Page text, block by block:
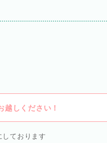
しください！
ております